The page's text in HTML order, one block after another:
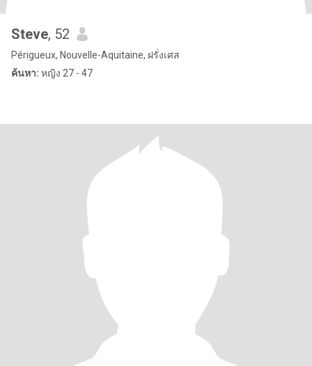
Steve, 52
Périgueux, Nouvelle-Aquitaine, ฝรั่งเศส
ค้นหา: หญิง 27 - 47